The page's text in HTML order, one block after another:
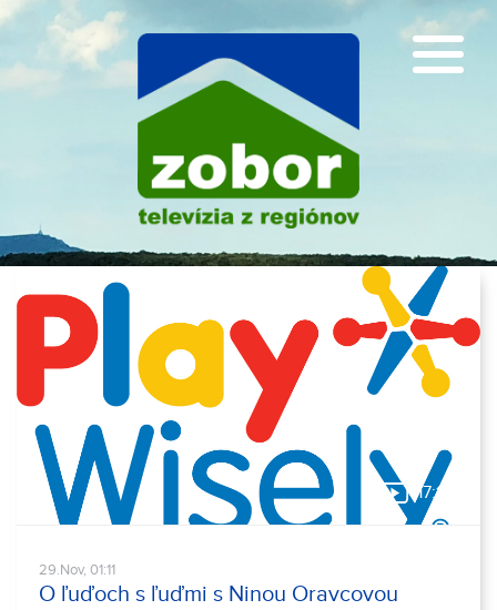
O ľuďoch s ľuďmi
17:11
29.Nov, 01:11
O ľuďoch s ľuďmi s Ninou Oravcovou